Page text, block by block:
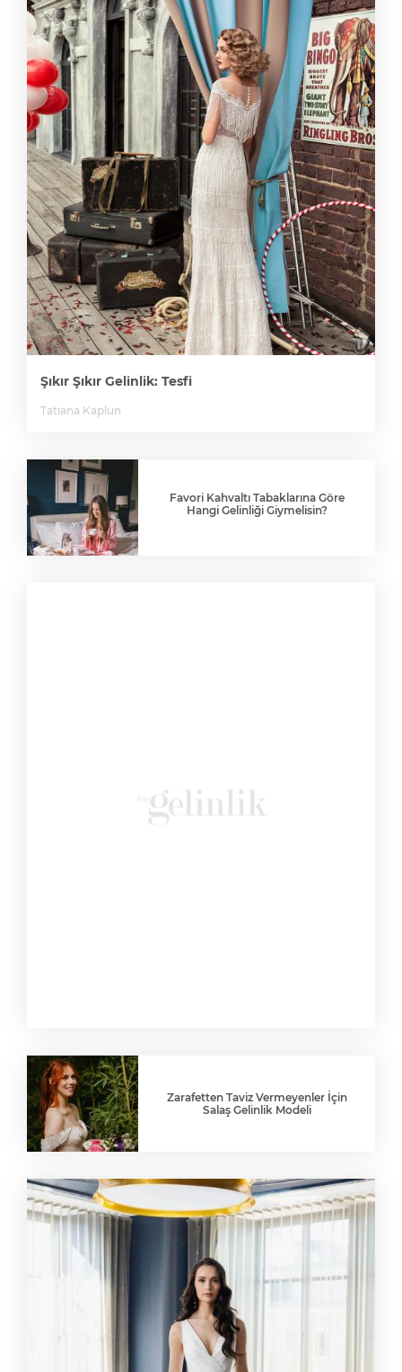
Şıkır Şıkır Gelinlik: Tesfi
Tatiana Kaplun
Favori Kahvaltı Tabaklarına Göre
Hangi Gelinliği Giymelisin?
Zarafetten Taviz Vermeyenler İçin
Salaş Gelinlik Modeli